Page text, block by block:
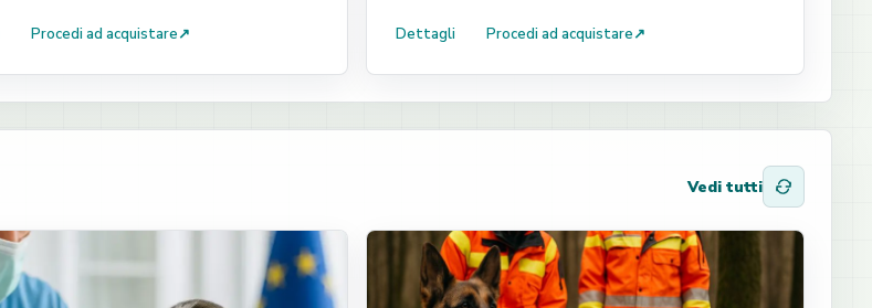
Procedi ad acquistare↗ Dettagli Procedi ad acquistare↗
Vedi tutti